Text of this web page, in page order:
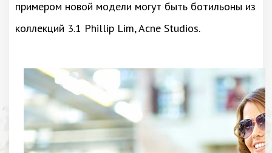
примером новой модели могут быть ботильоны из
коллекций 3.1 Phillip Lim, Acne Studios.